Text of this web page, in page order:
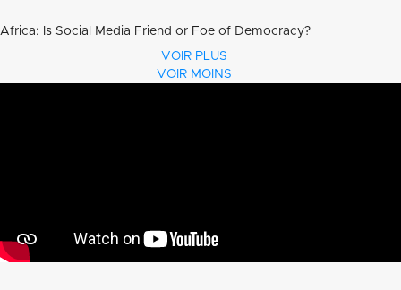
Africa: Is Social Media Friend or Foe of Democracy?
VOIR PLUS
VOIR MOINS